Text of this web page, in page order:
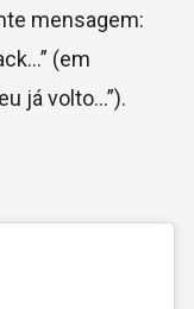
mensagem:
(em
já volto…”).